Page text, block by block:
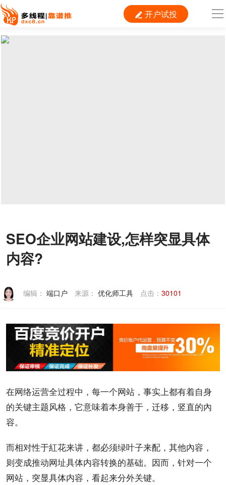
 开户试投
导
联系我们
SEO企业网站建设,怎样突显具体
内容?
编辑： 端口户 来源： 优化师工具 点击： 30101
在网络运营全过程中，每一个网站，事实上都有着自身
的关键主题风格，它意味着本身善于，迁移，竖直的內
容。
而相对性于紅花来讲，都必须绿叶子来配，其他內容，
则变成推动网址具体内容转换的基础。因而，针对一个
网站，突显具体内容，看起来分外关键。